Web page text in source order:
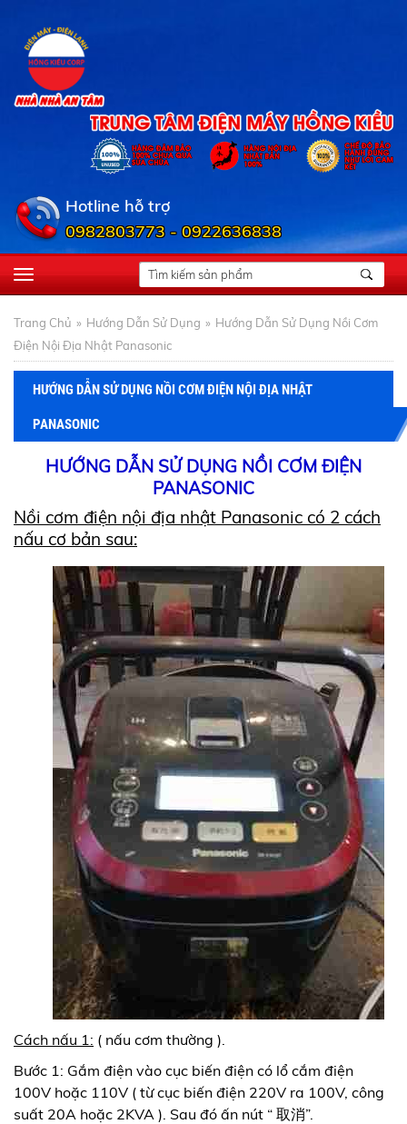
Hotline hỗ trợ
0982803773 - 0922636838
Trang Chủ Hướng Dẫn Sử Dụng
Hướng Dẫn Sử Dụng Nồi Cơm
Điện Nội Địa Nhật Panasonic
HƯỚNG DẪN SỬ DỤNG NỒI CƠM ĐIỆN NỘI ĐỊA NHẬT
PANASONIC
HƯỚNG DẪN SỬ DỤNG NỒI CƠM ĐIỆN
PANASONIC
Nồi cơm điện nội địa nhật Panasonic có 2 cách
nấu cơ bản sau:
Cách nấu 1: ( nấu cơm thường ).
Bước 1: Gắm điện vào cục biến điện có lổ cắm điện
100V hoặc 110V ( từ cục biến điện 220V ra 100V, công
suất 20A hoặc 2KVA ). Sau đó ấn nút “ 取消”.